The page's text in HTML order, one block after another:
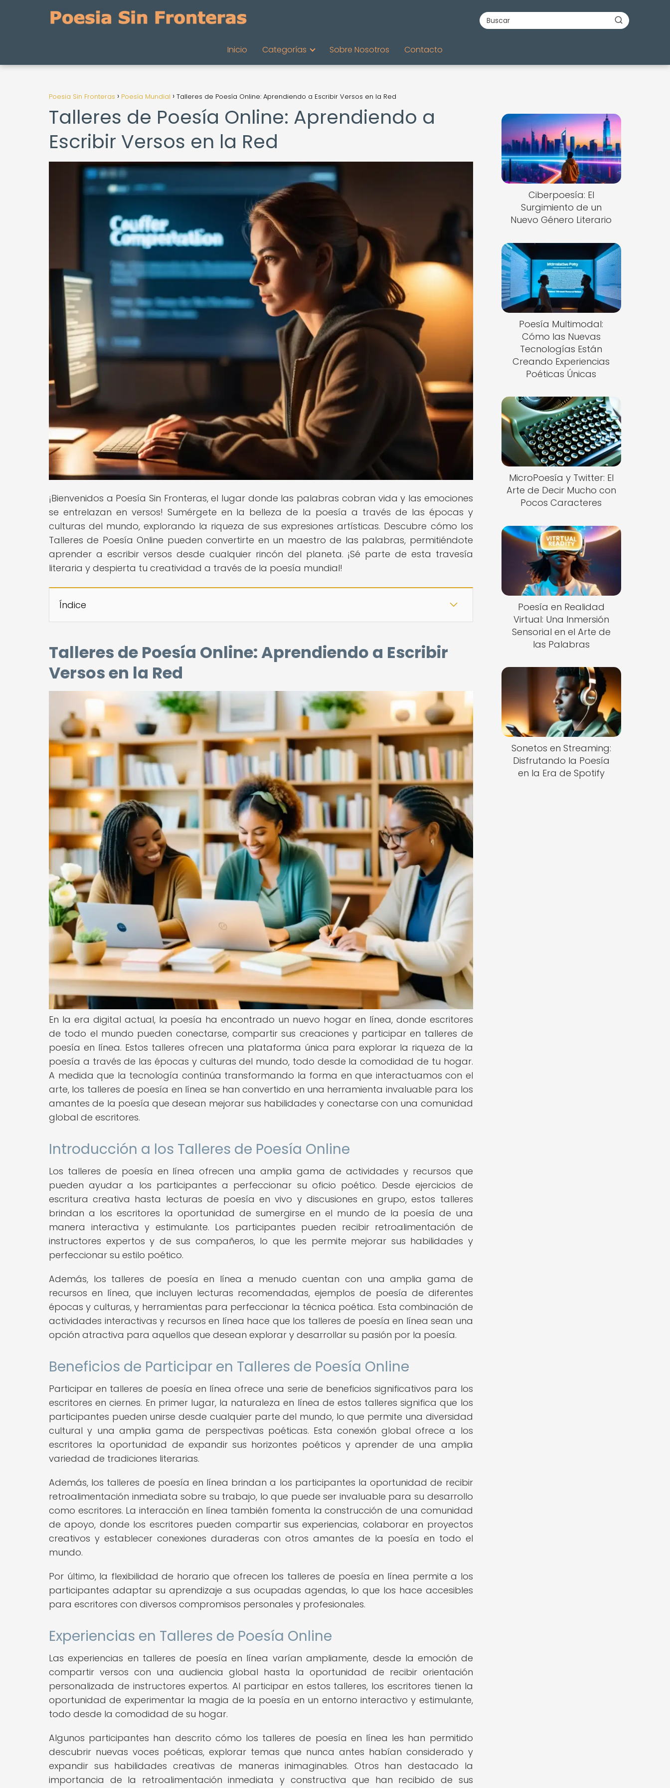
Inicio Categorías Sobre Nosotros Contacto
Poesia Sin Fronteras Poesía Mundial Talleres de Poesía Online: Aprendiendo a Escribir Versos en la Red
Talleres de Poesía Online: Aprendiendo a
Escribir Versos en la Red
¡Bienvenidos a Poesía Sin Fronteras, el lugar donde las palabras cobran vida y las emociones
se entrelazan en versos! Sumérgete en la belleza de la poesía a través de las épocas y
culturas del mundo, explorando la riqueza de sus expresiones artísticas. Descubre cómo los
Talleres de Poesía Online pueden convertirte en un maestro de las palabras, permitiéndote
aprender a escribir versos desde cualquier rincón del planeta. ¡Sé parte de esta travesía
literaria y despierta tu creatividad a través de la poesía mundial!
Índice
Talleres de Poesía Online: Aprendiendo a Escribir
Versos en la Red
En la era digital actual, la poesía ha encontrado un nuevo hogar en línea, donde escritores
de todo el mundo pueden conectarse, compartir sus creaciones y participar en talleres de
poesía en línea. Estos talleres ofrecen una plataforma única para explorar la riqueza de la
poesía a través de las épocas y culturas del mundo, todo desde la comodidad de tu hogar.
A medida que la tecnología continúa transformando la forma en que interactuamos con el
arte, los talleres de poesía en línea se han convertido en una herramienta invaluable para los
amantes de la poesía que desean mejorar sus habilidades y conectarse con una comunidad
global de escritores.
Introducción a los Talleres de Poesía Online
Los talleres de poesía en línea ofrecen una amplia gama de actividades y recursos que
pueden ayudar a los participantes a perfeccionar su oficio poético. Desde ejercicios de
escritura creativa hasta lecturas de poesía en vivo y discusiones en grupo, estos talleres
brindan a los escritores la oportunidad de sumergirse en el mundo de la poesía de una
manera interactiva y estimulante. Los participantes pueden recibir retroalimentación de
instructores expertos y de sus compañeros, lo que les permite mejorar sus habilidades y
perfeccionar su estilo poético.
Además, los talleres de poesía en línea a menudo cuentan con una amplia gama de
recursos en línea, que incluyen lecturas recomendadas, ejemplos de poesía de diferentes
épocas y culturas, y herramientas para perfeccionar la técnica poética. Esta combinación de
actividades interactivas y recursos en línea hace que los talleres de poesía en línea sean una
opción atractiva para aquellos que desean explorar y desarrollar su pasión por la poesía.
Beneficios de Participar en Talleres de Poesía Online
Participar en talleres de poesía en línea ofrece una serie de beneficios significativos para los
escritores en ciernes. En primer lugar, la naturaleza en línea de estos talleres significa que los
participantes pueden unirse desde cualquier parte del mundo, lo que permite una diversidad
cultural y una amplia gama de perspectivas poéticas. Esta conexión global ofrece a los
escritores la oportunidad de expandir sus horizontes poéticos y aprender de una amplia
variedad de tradiciones literarias.
Además, los talleres de poesía en línea brindan a los participantes la oportunidad de recibir
retroalimentación inmediata sobre su trabajo, lo que puede ser invaluable para su desarrollo
como escritores. La interacción en línea también fomenta la construcción de una comunidad
de apoyo, donde los escritores pueden compartir sus experiencias, colaborar en proyectos
creativos y establecer conexiones duraderas con otros amantes de la poesía en todo el
mundo.
Por último, la flexibilidad de horario que ofrecen los talleres de poesía en línea permite a los
participantes adaptar su aprendizaje a sus ocupadas agendas, lo que los hace accesibles
para escritores con diversos compromisos personales y profesionales.
Experiencias en Talleres de Poesía Online
Las experiencias en talleres de poesía en línea varían ampliamente, desde la emoción de
compartir versos con una audiencia global hasta la oportunidad de recibir orientación
personalizada de instructores expertos. Al participar en estos talleres, los escritores tienen la
oportunidad de experimentar la magia de la poesía en un entorno interactivo y estimulante,
todo desde la comodidad de su hogar.
Algunos participantes han descrito cómo los talleres de poesía en línea les han permitido
descubrir nuevas voces poéticas, explorar temas que nunca antes habían considerado y
expandir sus habilidades creativas de maneras inimaginables. Otros han destacado la
importancia de la retroalimentación inmediata y constructiva que han recibido de sus
Ciberpoesía: El
Surgimiento de un
Nuevo Género Literario
Poesía Multimodal:
Cómo las Nuevas
Tecnologías Están
Creando Experiencias
Poéticas Únicas
MicroPoesía y Twitter: El
Arte de Decir Mucho con
Pocos Caracteres
Poesía en Realidad
Virtual: Una Inmersión
Sensorial en el Arte de
las Palabras
Sonetos en Streaming:
Disfrutando la Poesía
en la Era de Spotify